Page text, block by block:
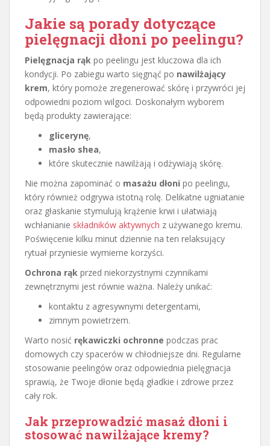
Jakie są porady dotyczące
pielęgnacji dłoni po peelingu?
Pielęgnacja rąk po peelingu jest kluczowa dla ich
kondycji. Po zabiegu warto sięgnąć po nawilżający
krem, który pomoże zregenerować skórę i przywróci jej
odpowiedni poziom wilgoci. Doskonałym wyborem
będą produkty zawierające:
glicerynę,
masło shea,
które skutecznie nawilżają i odżywiają skórę.
Nie można zapominać o masażu dłoni po peelingu,
który również odgrywa istotną rolę. Delikatne ugniatanie
oraz głaskanie stymulują krążenie krwi i ułatwiają
wchłanianie składników aktywnych z używanego kremu.
Poświęcenie kilku minut dziennie na ten relaksujący
rytuał przyniesie wymierne korzyści.
Ochrona rąk przed niekorzystnymi czynnikami
zewnętrznymi jest równie ważna. Należy unikać:
kontaktu z agresywnymi detergentami,
zimnym powietrzem.
Warto nosić rękawiczki ochronne podczas prac
domowych czy spacerów w chłodniejsze dni. Regularne
stosowanie peelingów oraz odpowiednia pielęgnacja
sprawią, że Twoje dłonie będą gładkie i zdrowe przez
cały rok.
Jak przeprowadzić masaż dłoni i
stosować nawilżające kremy?